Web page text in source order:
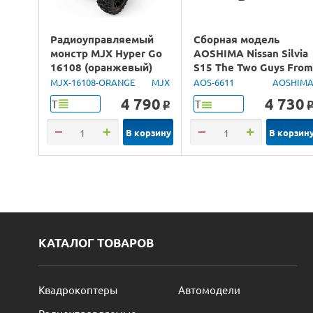
Радиоуправляемый
монстр MJX Hyper Go
16108 (оранжевый)
4WD 2.4G LED 1/16
RTR
MJX-16108-ORANGE MJX
Т 4 790 o
В корзину
Сборная модель
AOSHIMA Nissan Silvia
S15 The Two Guys From
Tokyo, 1/24
AOS-6611 AOSHIMA
Т 4 730 o
В
КАТАЛОГ ТОВАРОВ
Квадрокоптеры
Автомодели